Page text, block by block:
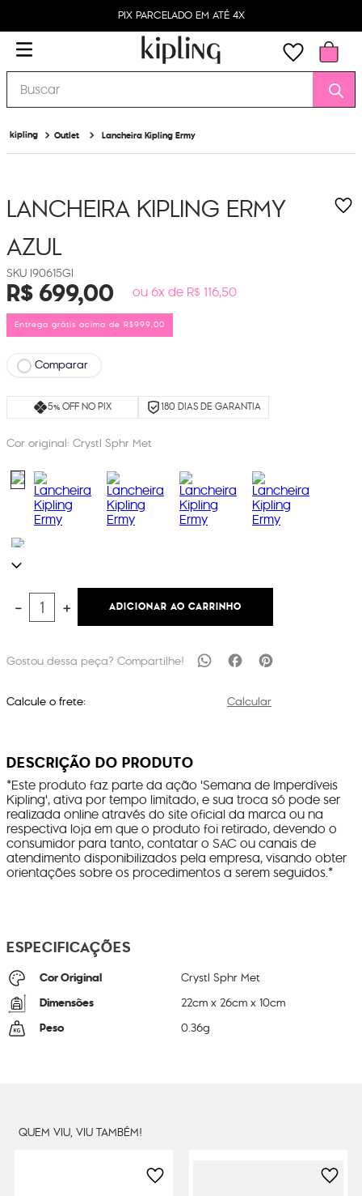
PIX PARCELADO EM ATÉ 4X
Buscar
Outlet Lancheira Kipling Ermy
LANCHEIRA KIPLING ERMY
AZUL
I90615GI
R$699,00 ou 6x de R$ 116,50
Entrega grátis acima de R$999,00
Comparar
5% OFF NO PIX 180 DIAS DE GARANTIA
Cor original: Crystl Sphr Met
＋
－ ADICIONAR AO CARRINHO
Calcule o frete: Calcular
DESCRIÇÃO DO PRODUTO
*Este produto faz parte da ação 'Semana de Imperdíveis
Kipling', ativa por tempo limitado, e sua troca só pode ser
realizada online através do site oficial da marca ou na
respectiva loja em que o produto foi retirado, devendo o
consumidor para tanto, contatar o SAC ou canais de
atendimento disponibilizados pela empresa, visando obter
orientações sobre os procedimentos a serem seguidos.*
ESPECIFICAÇÕES
Cor Original Crystl Sphr Met
Dimensões 22cm x26cm x10cm
Peso 0.36g
QUEM VIU, VIU TAMBÉM!